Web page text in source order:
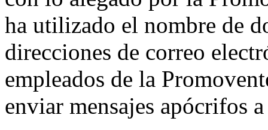
ha utilizado el nombre de
direcciones de correo
empleados de la
enviar mensajes apócrifos